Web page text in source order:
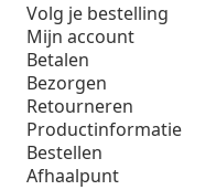
Volg je bestelling
Mijn account
Betalen
Bezorgen
Retourneren
Productinformatie
Bestellen
Afhaalpunt